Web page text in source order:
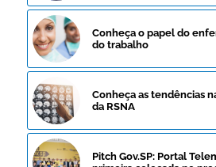
Conheça o papel do
do trabalho
Conheça as tendências
da RSNA
Pitch Gov.SP: Portal